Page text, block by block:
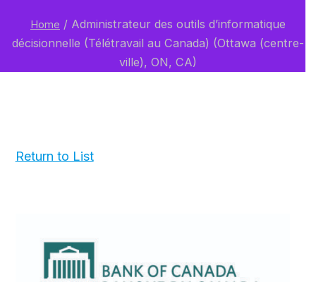
Home / Administrateur des outils d’informatique
décisionnelle (Télétravail au Canada) (Ottawa (centre-
ville), ON, CA)
Return to List